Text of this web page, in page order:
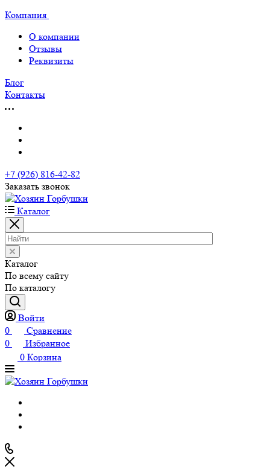
Компания
О компании
Отзывы
Реквизиты
Блог
Контакты
+7 (926) 816-42-82
Заказать звонок
Каталог
Каталог
По всему сайту
По каталогу
Войти
0
Сравнение
0
Избранное
0 Корзина